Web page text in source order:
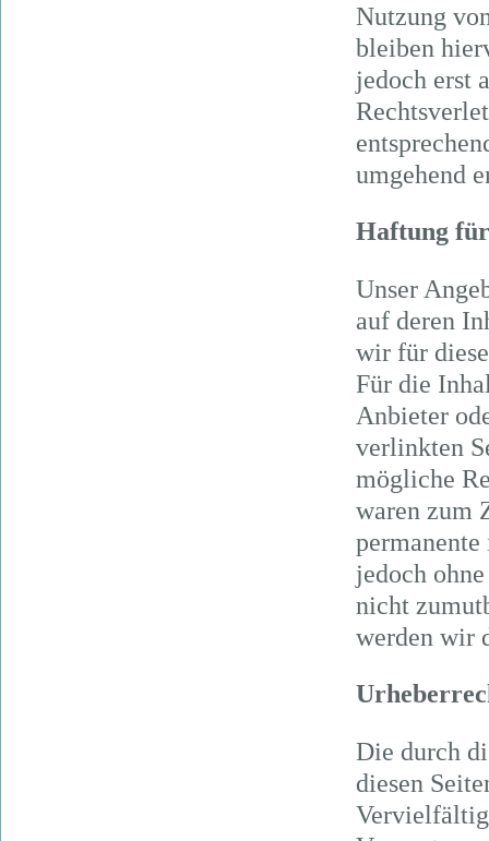
Nutzung
bleiben
jedoch erst
umgehend
Haftung
Unser
auf deren
wir für
Für die
Anbieter
verlinkten
mögliche
waren zum
jedoch
nicht
werden wir
Die durch
diesen